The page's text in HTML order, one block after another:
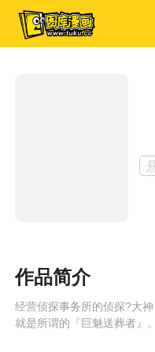
作品简介
经营侦探事务所的侦探?大
就是所谓的『巨魅送葬者』